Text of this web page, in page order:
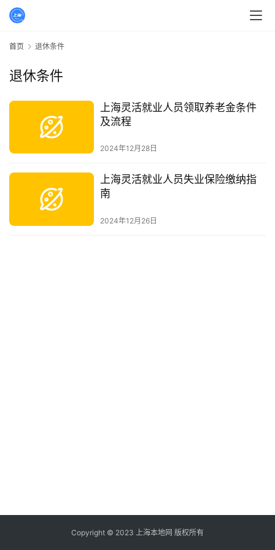
首页 退休条件
退休条件
上海灵活就业人员领取养老金条件
及流程
2024年12月28日
上海灵活就业人员失业保险缴纳指
南
2024年12月26日
Copyright © 2023 上海本地网 版权所有